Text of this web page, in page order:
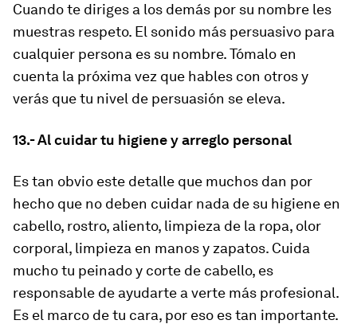
Cuando te diriges a los demás por su nombre les
muestras respeto. El sonido más persuasivo para
cualquier persona es su nombre. Tómalo en
cuenta la próxima vez que hables con otros y
verás que tu nivel de persuasión se eleva.
13.- Al cuidar tu higiene y arreglo personal
Es tan obvio este detalle que muchos dan por
hecho que no deben cuidar nada de su higiene en
cabello, rostro, aliento, limpieza de la ropa, olor
corporal, limpieza en manos y zapatos. Cuida
mucho tu peinado y corte de cabello, es
responsable de ayudarte a verte más profesional.
Es el marco de tu cara, por eso es tan importante.